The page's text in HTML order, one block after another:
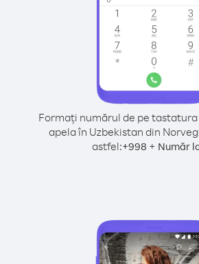
Formați numărul de pe tastatura
apela în Uzbekistan din
astfel:+998 + Număr